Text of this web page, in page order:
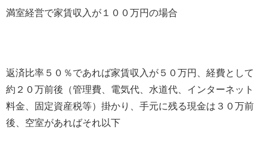
満室経営で家賃収入が１００万円の場合
返済比率５０％であれば家賃収入が５０万円、経費として
約２０万前後（管理費、電気代、水道代、インターネット
料金、固定資産税等）掛かり、手元に残る現金は３０万前
後、空室があればそれ以下